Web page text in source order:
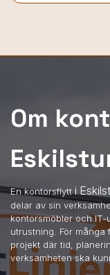
Om
En kontorsflytti
delar av sin
kontorsmöbler och IT-
utrustning. För
projekt där tid,
verksamheten ska